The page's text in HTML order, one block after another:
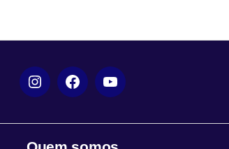
InstagramFacebookYouTube